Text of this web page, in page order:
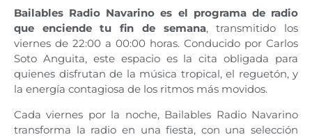
Bailables Radio Navarino es el programa de radio
que enciende tu fin de semana, transmitido los
viernes de 22:00 a 00:00 horas. Conducido por Carlos
Soto Anguita, este espacio es la cita obligada para
quienes disfrutan de la música tropical, el reguetón, y
la energía contagiosa de los ritmos más movidos.
Cada viernes por la noche, Bailables Radio Navarino
transforma la radio en una fiesta, con una selección